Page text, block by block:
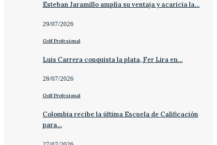
Esteban Jaramillo amplía su ventaja y acaricia la…
29/07/2026
Golf Profesional
Luis Carrera conquista la plata, Fer Lira en…
28/07/2026
Golf Profesional
Colombia recibe la última Escuela de Calificación
para…